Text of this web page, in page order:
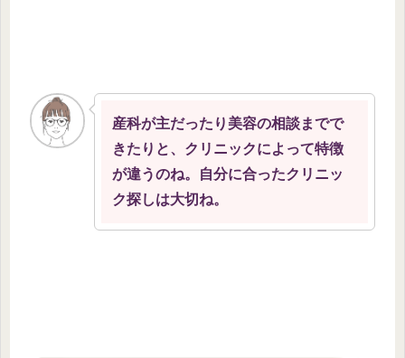
産科が主だったり美容の相談までで
きたりと、クリニックによって特徴
が違うのね。自分に合ったクリニッ
ク探しは大切ね。